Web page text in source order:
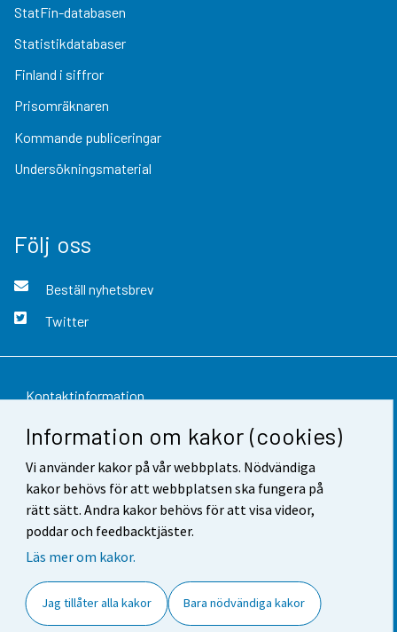
Information om kakor (cookies)
Vi använder kakor på vår webbplats. Nödvändiga
kakor behövs för att webbplatsen ska fungera på
rätt sätt. Andra kakor behövs för att visa videor,
poddar och feedbacktjäster.
Läs mer om kakor.
Jag tillåter alla kakor Bara nödvändiga kakor
StatFin-databasen
Statistikdatabaser
Finland i siffror
Prisomräknaren
Kommande publiceringar
Undersökningsmaterial
Följ oss
Beställ nyhetsbrev
Twitter
Kontaktinformation
Respons
Användarvillkor
Dataskydd
Tillgänglighet
Cookie-inställningar